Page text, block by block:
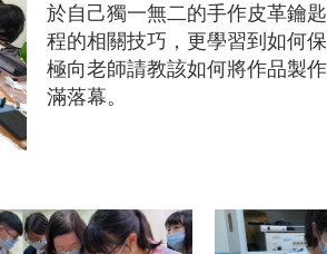
於自己獨一無二的手作皮革鑰
程的相關技巧，更學習到如何
極向老師請教該如何將作品製
滿落幕。